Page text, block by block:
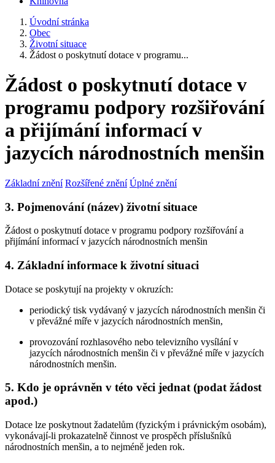
Úvodní stránka
Obec
Životní situace
Žádost o poskytnutí dotace v programu...
Žádost o poskytnutí dotace v
programu podpory rozšiřování
a přijímání informací v
jazycích národnostních menšin
Základní znění Rozšířené znění Úplné znění
3. Pojmenování (název) životní situace
Žádost o poskytnutí dotace v programu podpory rozšiřování a
přijímání informací v jazycích národnostních menšin
4. Základní informace k životní situaci
Dotace se poskytují na projekty v okruzích:
periodický tisk vydávaný v jazycích národnostních menšin či
v převážné míře v jazycích národnostních menšin,
provozování rozhlasového nebo televizního vysílání v
jazycích národnostních menšin či v převážné míře v jazycích
národnostních menšin.
5. Kdo je oprávněn v této věci jednat (podat žádost
apod.)
Dotace lze poskytnout žadatelům (fyzickým i právnickým osobám),
vykonávají-li prokazatelně činnost ve prospěch příslušníků
národnostních menšin, a to nejméně jeden rok.